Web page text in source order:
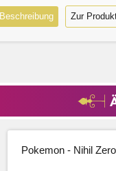
Beschreibung Zur
Pokemon - Nihil